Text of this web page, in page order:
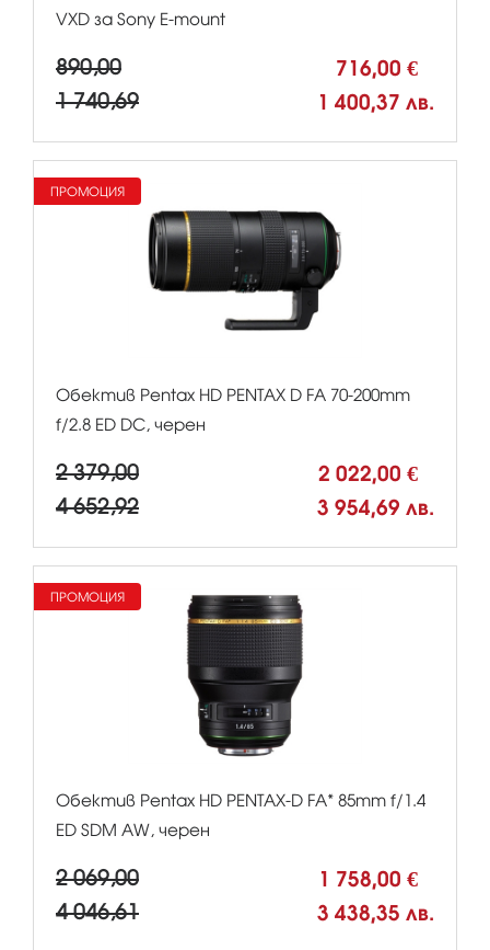
VXD за Sony E-mount
890,00 716,00 €
1 740,69 1 400,37 лв.
Обектив Pentax HD PENTAX D FA 70-200mm
f/2.8 ED DC, черен
2 379,00 2 022,00 €
4 652,92 3 954,69 лв.
ПРОМОЦИЯ
Обектив Pentax HD PENTAX-D FA* 85mm f/1.4
ED SDM AW, черен
2 069,00 1 758,00 €
4 046,61 3 438,35 лв.
ПРОМОЦИЯ